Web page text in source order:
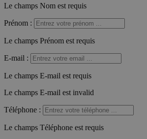
Le champs Nom est requis
Prénom :
Le champs Prénom est requis
E-mail :
Le champs E-mail est requis
Le champs E-mail est invalid
Téléphone :
Le champs Téléphone est requis